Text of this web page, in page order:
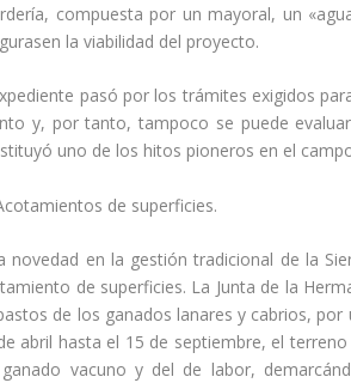
compuesta por un mayoral, un
la viabilidad del proyecto.
pasó por los trámites exigidos
y, por tanto, tampoco se puede
uno de los hitos pioneros en el
de superficies.
novedad en la gestión tradicional de la
de superficies. La Junta de la
de los ganados lanares y cabrios,
abril hasta el 15 de septiembre, el
vacuno y del de labor,